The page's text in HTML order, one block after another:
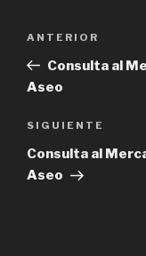
entradas
Entrada
anterior:
ANTERIOR
Consulta al
Aseo
Siguiente
entrada
SIGUIENTE
Consulta al
Aseo